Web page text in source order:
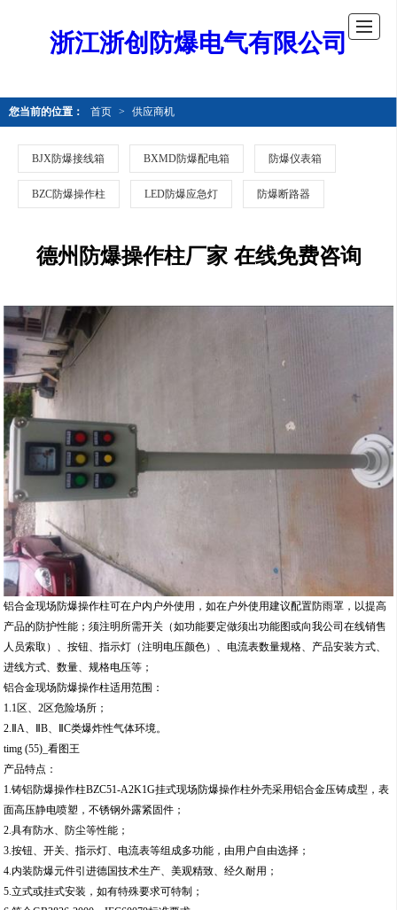
浙江浙创防爆电气有限公司
您当前的位置： 首页 > 供应商机
BJX防爆接线箱 BXMD防爆配电箱 防爆仪表箱
BZC防爆操作柱 LED防爆应急灯 防爆断路器
德州防爆操作柱厂家 在线免费咨询
铝合金现场防爆操作柱可在户内户外使用，如在户外使用建议配置防雨罩，以提高
产品的防护性能；须注明所需开关（如功能要定做须出功能图或向我公司在线销售
人员索取）、按钮、指示灯（注明电压颜色）、电流表数量规格、产品安装方式、
进线方式、数量、规格电压等；
铝合金现场防爆操作柱适用范围：
1.1区、2区危险场所；
2.ⅡA、ⅡB、ⅡC类爆炸性气体环境。
timg (55)_看图王
产品特点：
1.铸铝防爆操作柱BZC51-A2K1G挂式现场防爆操作柱外壳采用铝合金压铸成型，表
面高压静电喷塑，不锈钢外露紧固件；
2.具有防水、防尘等性能；
3.按钮、开关、指示灯、电流表等组成多功能，由用户自由选择；
4.内装防爆元件引进德国技术生产、美观精致、经久耐用；
5.立式或挂式安装，如有特殊要求可特制；